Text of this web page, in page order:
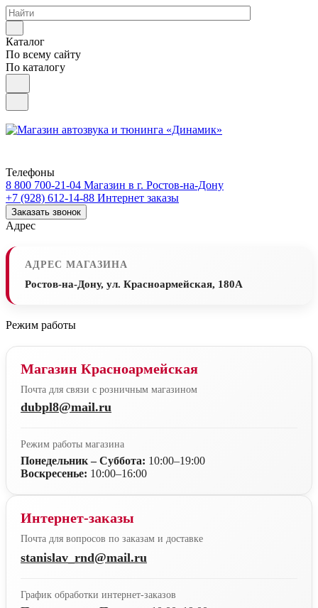
Каталог
По всему сайту
По каталогу
Телефоны
8 800 700-21-04 Магазин в г. Ростов-на-Дону
+7 (928) 612-14-88 Интернет заказы
Заказать звонок
Адрес
АДРЕС МАГАЗИНА
Ростов-на-Дону, ул. Красноармейская, 180А
Режим работы
Магазин Красноармейская
Почта для связи с розничным магазином
dubpl8@mail.ru
Режим работы магазина
Понедельник – Суббота: 10:00–19:00
Воскресенье: 10:00–16:00
Интернет-заказы
Почта для вопросов по заказам и доставке
stanislav_rnd@mail.ru
График обработки интернет-заказов